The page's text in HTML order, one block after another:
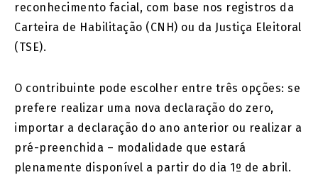
reconhecimento facial, com base nos registros da
Carteira de Habilitação (CNH) ou da Justiça Eleitoral
(TSE).
O contribuinte pode escolher entre três opções: se
prefere realizar uma nova declaração do zero,
importar a declaração do ano anterior ou realizar a
pré-preenchida – modalidade que estará
plenamente disponível a partir do dia 1º de abril.